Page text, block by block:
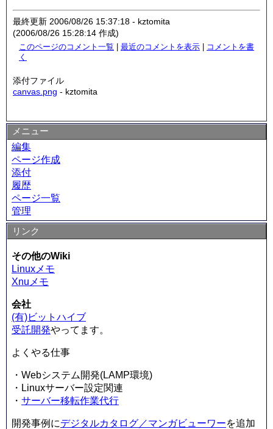
最終更新 2006/08/26 15:37:18 - kztomita
(2006/08/26 15:28:14 作成)
このページのコメント一覧 最近のコメントを表示
コメントを書
く
添付ファイル
canvas.png - kztomita
メニュー
編集
ページ作成
添付
履歴
ページ一覧
管理
リンク
その他のWiki
Linuxメモ
Xnuメモ
会社
(有)ビットハイブ
受託開発やってます。
よくやる仕事
・Webシステム開発(LAMP環境)
・Linuxサーバー設定関連
・ サーバー移転作業代行
開発事例にデジタルカタログ／マンガビューワーを追加